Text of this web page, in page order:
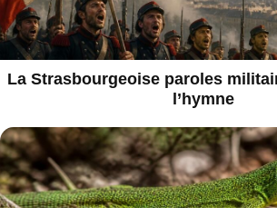
La Strasbourgeoise paroles
l’hymne